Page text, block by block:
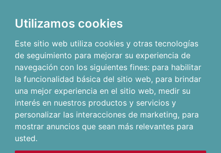
Utilizamos cookies
Este sitio web utiliza cookies y otras tecnologías
de seguimiento para mejorar su experiencia de
navegación con los siguientes fines: para habilitar
la funcionalidad básica del sitio web, para brindar
una mejor experiencia en el sitio web, medir su
interés en nuestros productos y servicios y
personalizar las interacciones de marketing, para
mostrar anuncios que sean más relevantes para
usted.